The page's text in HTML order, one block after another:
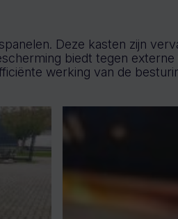
Deze kasten zijn
biedt tegen
werking van de